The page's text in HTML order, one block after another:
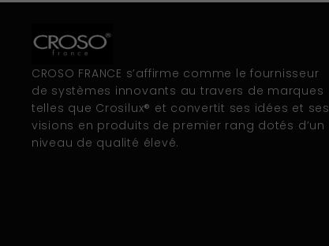
CROSO FRANCE s’affirme comme le fournisseur
de systèmes innovants au travers de marques
telles que Crosilux® et convertit ses idées et ses
visions en produits de premier rang dotés d’un
niveau de qualité élevé.